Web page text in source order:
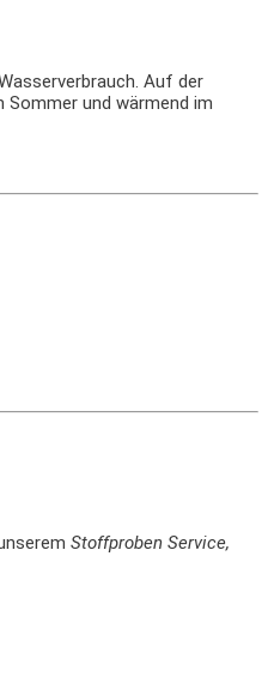
Auf der
und wärmend im
Stoffproben Service,